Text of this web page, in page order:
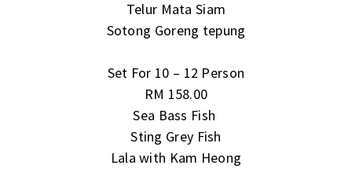
Telur Mata Siam
Sotong Goreng tepung
Set For 10 – 12 Person
RM 158.00
Sea Bass Fish
Sting Grey Fish
Lala with Kam Heong